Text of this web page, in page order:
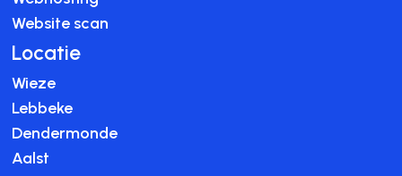
Website scan
Locatie
Wieze
Lebbeke
Dendermonde
Aalst